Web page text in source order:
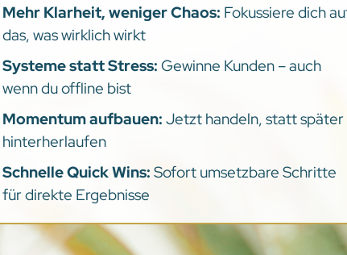
Mehr Klarheit, weniger Chaos: Fokussiere dich
das, was wirklich wirkt
Systeme statt Stress:Gewinne Kunden – auch
wenn du offline bist
Momentum aufbauen:Jetzt handeln, statt später
hinterherlaufen
Schnelle Quick Wins:Sofort umsetzbare Schritte
für direkte Ergebnisse